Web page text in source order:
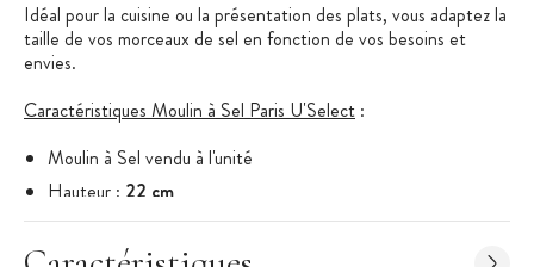
Idéal pour la cuisine ou la présentation des plats, vous adaptez la
taille de vos morceaux de sel en fonction de vos besoins et
envies.
Caractéristiques Moulin à Sel Paris U'Select :
Moulin à Sel vendu à l'unité
Hauteur : 22 cm
Associé au Moulin à Poivre Paris U'Select Peugeot
Gamme : Paris U'Select